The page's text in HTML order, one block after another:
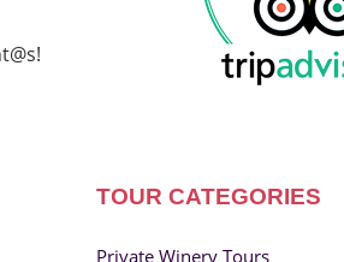
TOUR CATEGORIES
Private Winery Tours